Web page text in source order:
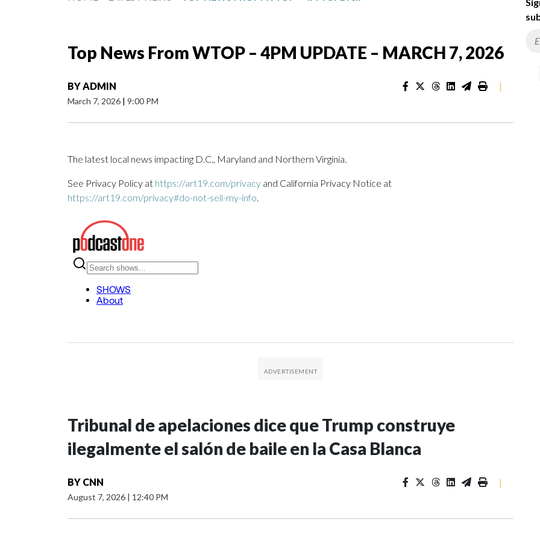
Top News From WTOP – 4PM UPDATE – MARCH 7, 2026
BYADMIN
March 7, 2026 | 9:00 PM
|
The latest local news impacting D.C., Maryland and Northern Virginia.
See Privacy Policy at https://art19.com/privacy and California Privacy Notice at
https://art19.com/privacy#do-not-sell-my-info.
Tribunal de apelaciones dice que Trump construye
ilegalmente el salón de baile en la Casa Blanca
BY CNN
August 7, 2026 | 12:40 PM
|